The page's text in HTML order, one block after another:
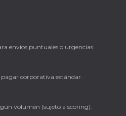
envíos puntuales o urgencias.
corporativa estándar.
volumen (sujeto a scoring).